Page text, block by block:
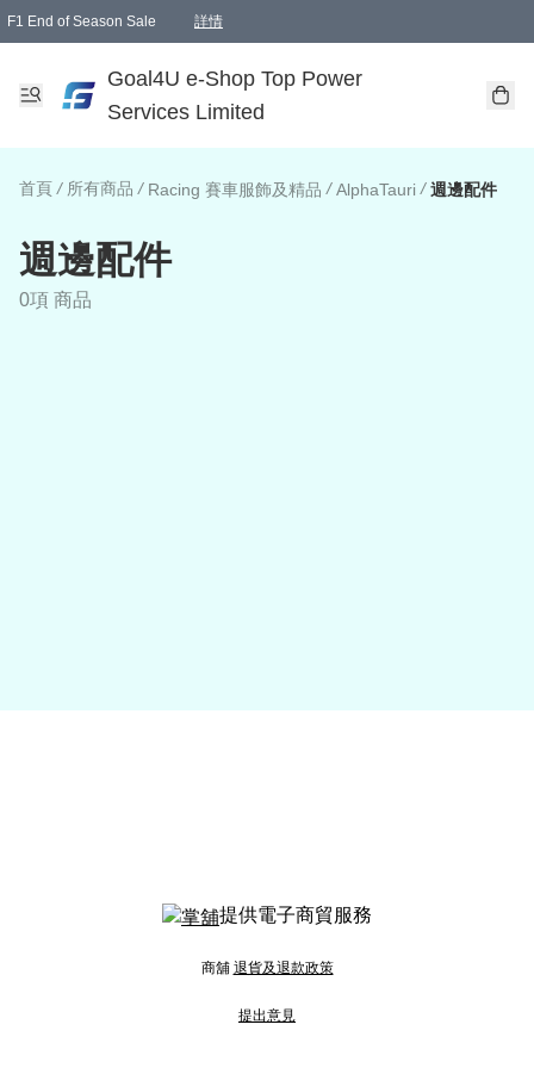
F1 End of Season Sale 詳情
Goal4U e-Shop Top Power
Services Limited
首頁 / 所有商品 / Racing 賽車服飾及精品 / AlphaTauri / 週邊配件
週邊配件
0項 商品
提供電子商貿服務
商舖 退貨及退款政策
提出意見